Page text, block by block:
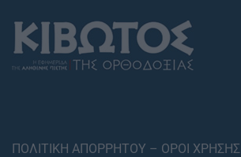
ΠΟΛΙΤΙΚΗ ΑΠΟΡΡΗΤΟΥ – ΟΡΟΙ ΧΡΗΣΗΣ